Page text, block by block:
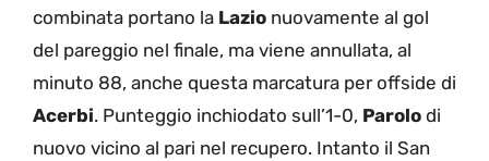
combinata portano la Lazio nuovamente al gol
del pareggio nel finale, ma viene annullata, al
minuto 88, anche questa marcatura per offside di
Acerbi. Punteggio inchiodato sull’1-0, Parolo di
nuovo vicino al pari nel recupero. Intanto il San